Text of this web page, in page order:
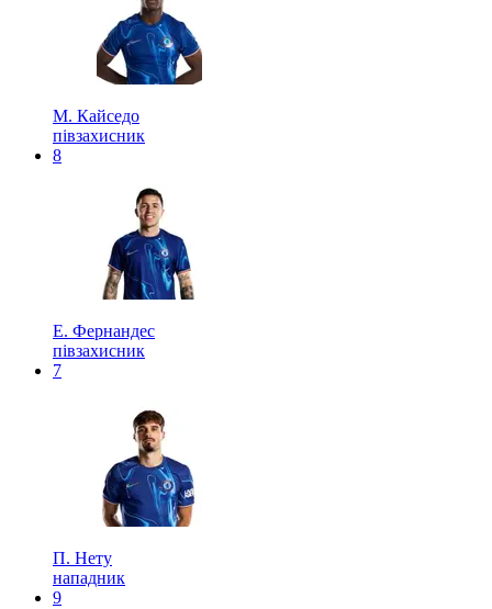
М. Кайседо
півзахисник
8
Е. Фернандес
півзахисник
7
П. Нету
нападник
9